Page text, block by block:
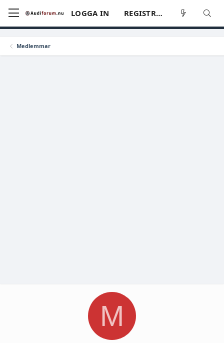
LOGGA IN REGISTRERA
Medlemmar
M